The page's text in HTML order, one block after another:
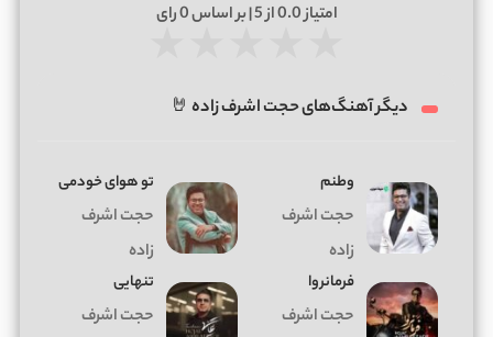
امتیاز0.0از 5 | بر اساس 0رای
دیگر آهنگ‌های حجت اشرف زاده 🤘
وطنم
حجت اشرف
زاده
تو هوای خودمی
حجت اشرف
زاده
فرمانروا
حجت اشرف
تنهایی
حجت اشرف